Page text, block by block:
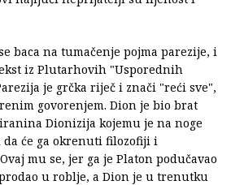
baca na tumačenje pojma parezije, i
iz Plutarhovih "Usporednih
je grčka riječ i znači "reći sve",
govorenjem. Dion je bio brat
Dionizija kojemu je na noge
će ga okrenuti filozofiji i
mu se, jer ga je Platon podučavao
u roblje, a Dion je u trenutku